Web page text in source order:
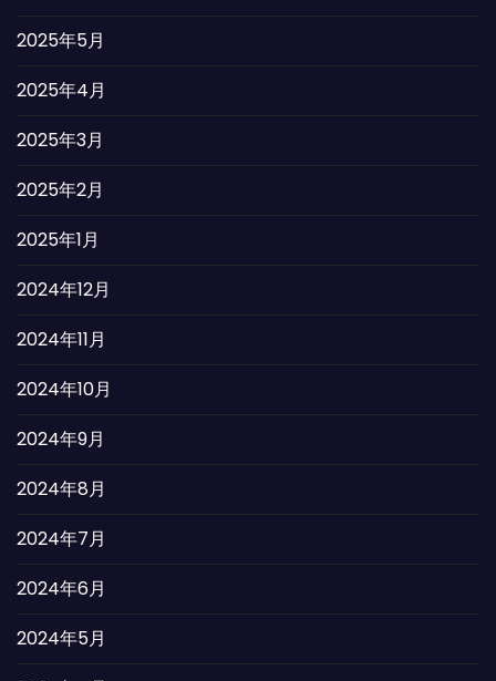
2025年5月
2025年4月
2025年3月
2025年2月
2025年1月
2024年12月
2024年11月
2024年10月
2024年9月
2024年8月
2024年7月
2024年6月
2024年5月